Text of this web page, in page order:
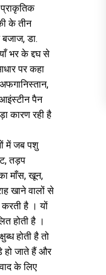
के तीन
डा.
भर के द्दघ से
पर कहा
पैन
कारण रही है
में जब पशु
तड़प
माँस, खून,
खाने वालों से
है । यों
होती है ।
होती है तो
हो जाते हैं और
के लिए